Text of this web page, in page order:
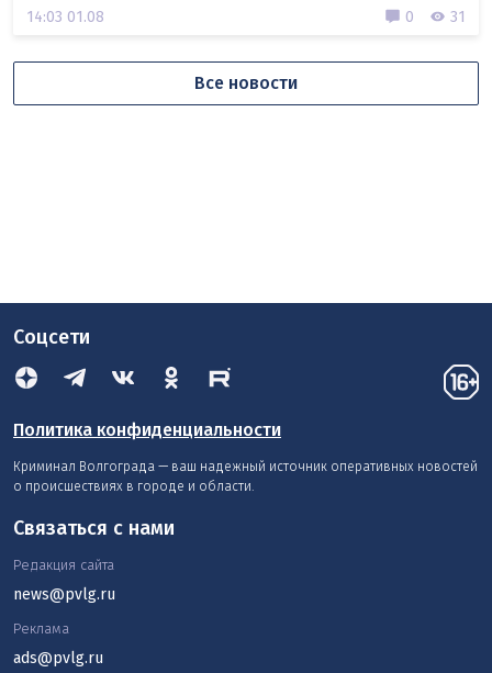
14:03 01.08 0 31
Все новости
Соцсети
Политика конфиденциальности
Криминал Волгограда — ваш надежный источник оперативных новостей
о происшествиях в городе и области.
Связаться с нами
Редакция сайта
news@pvlg.ru
Реклама
ads@pvlg.ru